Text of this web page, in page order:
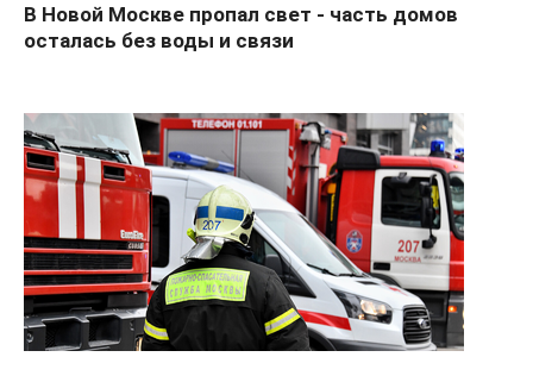
В Новой Москве пропал свет - часть домов
осталась без воды и связи